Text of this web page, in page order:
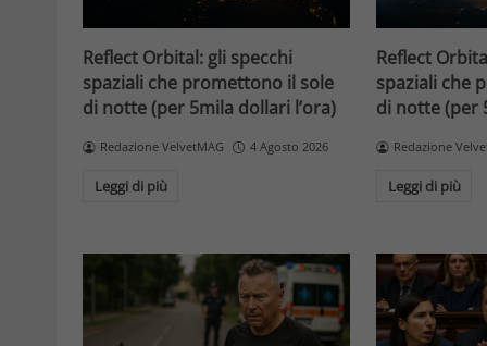
Reflect Orbital: gli specchi
spaziali che promettono il sole
di notte (per 5mila dollari l’ora)
Redazione VelvetMAG 4 Agosto 2026
Leggi di più
Reflect
spaziali che
di notte (per
Redazione
Leggi di più